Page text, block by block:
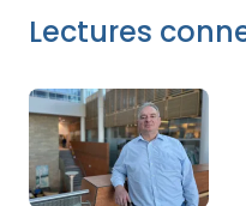
Lectures